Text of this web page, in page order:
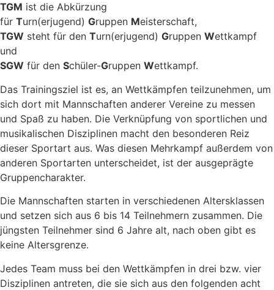
TGM ist die Abkürzung
für Turn(erjugend) Gruppen Meisterschaft,
TGW steht für den Turn(erjugend) Gruppen Wettkampf
und
SGW für den Schüler-Gruppen Wettkampf.
Das Trainingsziel ist es, an Wettkämpfen teilzunehmen, um
sich dort mit Mannschaften anderer Vereine zu messen
und Spaß zu haben. Die Verknüpfung von sportlichen und
musikalischen Disziplinen macht den besonderen Reiz
dieser Sportart aus. Was diesen Mehrkampf außerdem von
anderen Sportarten unterscheidet, ist der ausgeprägte
Gruppencharakter.
Die Mannschaften starten in verschiedenen Altersklassen
und setzen sich aus 6 bis 14 Teilnehmern zusammen. Die
jüngsten Teilnehmer sind 6 Jahre alt, nach oben gibt es
keine Altersgrenze.
Jedes Team muss bei den Wettkämpfen in drei bzw. vier
Disziplinen antreten, die sie sich aus den folgenden acht